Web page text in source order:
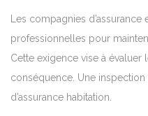
Les compagnies
professionnelles pour
Cette exigence vise à évaluer
conséquence. Une
d’assurance habitation.